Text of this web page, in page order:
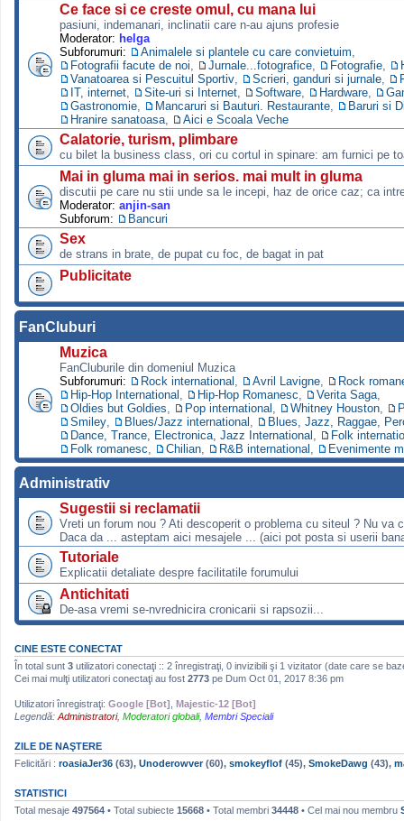
Ce face si ce creste omul, cu mana lui
pasiuni, indemanari, inclinatii care n-au ajuns profesie
Moderator: helga
Subforumuri:
Animalele si plantele cu care convietuim
Fotografii facute de noi
Jurnale...fotografice Fotografie
Vanatoarea si Pescuitul Sportiv
Scrieri, ganduri si jurnale
IT, internet
Site-uri si Internet Software Hardware
Gastronomie
Mancaruri si Bauturi. Restaurante
Baruri si
Hranire sanatoasa
Aici e Scoala Veche
Calatorie, turism, plimbare
cu bilet la business class, ori cu cortul in spinare: am furnici pe
Mai in gluma mai in serios. mai mult in gluma
discutii pe care nu stii unde sa le incepi, haz de orice caz; ca
Moderator: anjin-san
Subforum:
Bancuri
Sex
de strans in brate, de pupat cu foc, de bagat in pat
Publicitate
FanCluburi
Muzica
FanCluburile din domeniul Muzica
Subforumuri:
Rock international Avril Lavigne
Rock
Hip-Hop International
Hip-Hop Romanesc Verita Saga
Oldies but Goldies
Pop international Whitney Houston
Smiley
Blues/Jazz international
Blues, Jazz, Raggae,
Dance, Trance, Electronica, Jazz International
Folk
Folk romanesc
Chilian R&B international Evenimente
Administrativ
Sugestii si reclamatii
Vreti un forum nou ? Ati descoperit o problema cu siteul ? Nu va
Daca da ... asteptam aici mesajele ... (aici pot posta si userii
Tutoriale
Explicatii detaliate despre facilitatile forumului
Antichitati
De-asa vremi se-nvrednicira cronicarii si rapsozii...
CINE ESTE CONECTAT
În total sunt 3 utilizatori conectaţi :: 2 înregistraţi, 0 invizibili şi 1 vizitator (date care se
Cei mai mulţi utilizatori conectaţi au fost 2773 pe Dum Oct 01, 2017 8:36 pm
Utilizatori înregistraţi: Google [Bot] Majestic-12 [Bot]
Legendă: Administratori, Moderatori globali, Membri Speciali
ZILE DE NAŞTERE
Felicitări : roasiaJer36 (63), Unoderowver(60), smokeyflof (45), SmokeDawg (43),
STATISTICI
Total mesaje 497564 • Total subiecte 15668 • Total membri 34448 • Cel mai nou membru